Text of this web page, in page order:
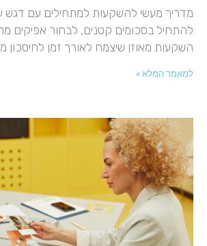
מדריך מעשי להשקעות למתחילים עם דגש
להתחיל בסכומים קטנים, לבחור אפיקים
השקעות מאוזן שיצמח לאורך זמן לחיסכון
למאמר המלא »